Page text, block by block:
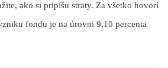
ako si pripíšu straty. Za všetko hovorí
fondu je na úrovni 9,10 percenta